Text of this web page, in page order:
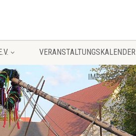
VERANSTALTUNGSKALENDER
IMPRESSUM